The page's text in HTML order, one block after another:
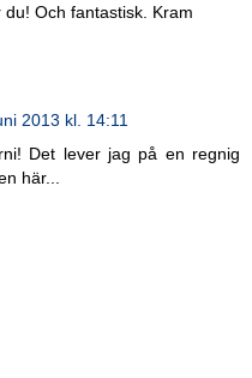
Och fantastisk. Kram
2013 kl. 14:11
Det lever jag på en regnig
här...